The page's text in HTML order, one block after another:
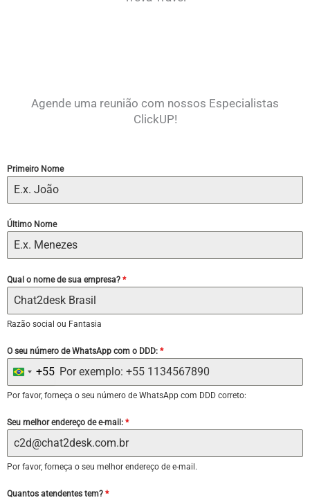
Agende uma reunião com nossos Especialistas
ClickUP!
Primeiro Nome
Último Nome
Qual o nome de sua empresa? *
Razão social ou Fantasia
O seu número de WhatsApp com o DDD: *
Brazil
+55
+55
Por favor, forneça o seu número de WhatsApp com DDD correto:
Seu melhor endereço de e-mail: *
Por favor, forneça o seu melhor endereço de e-mail.
Quantos atendentes tem? *